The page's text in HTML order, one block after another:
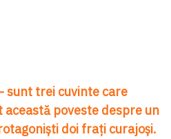
sunt trei cuvinte care
poveste despre un
doi frați curajoși.